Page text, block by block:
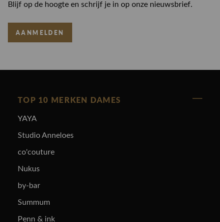
Blijf op de hoogte en schrijf je in op onze nieuwsbrief.
AANMELDEN
TOP 10 MERKEN DAMES
YAYA
Studio Anneloes
co'couture
Nukus
by-bar
Summum
Penn & ink